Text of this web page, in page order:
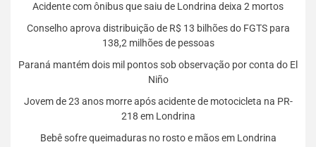
Acidente com ônibus que saiu de Londrina deixa 2 mortos
Conselho aprova distribuição de R$ 13 bilhões do FGTS para
138,2 milhões de pessoas
Paraná mantém dois mil pontos sob observação por conta do El
Niño
Jovem de 23 anos morre após acidente de motocicleta na PR-
218 em Londrina
Bebê sofre queimaduras no rosto e mãos em Londrina